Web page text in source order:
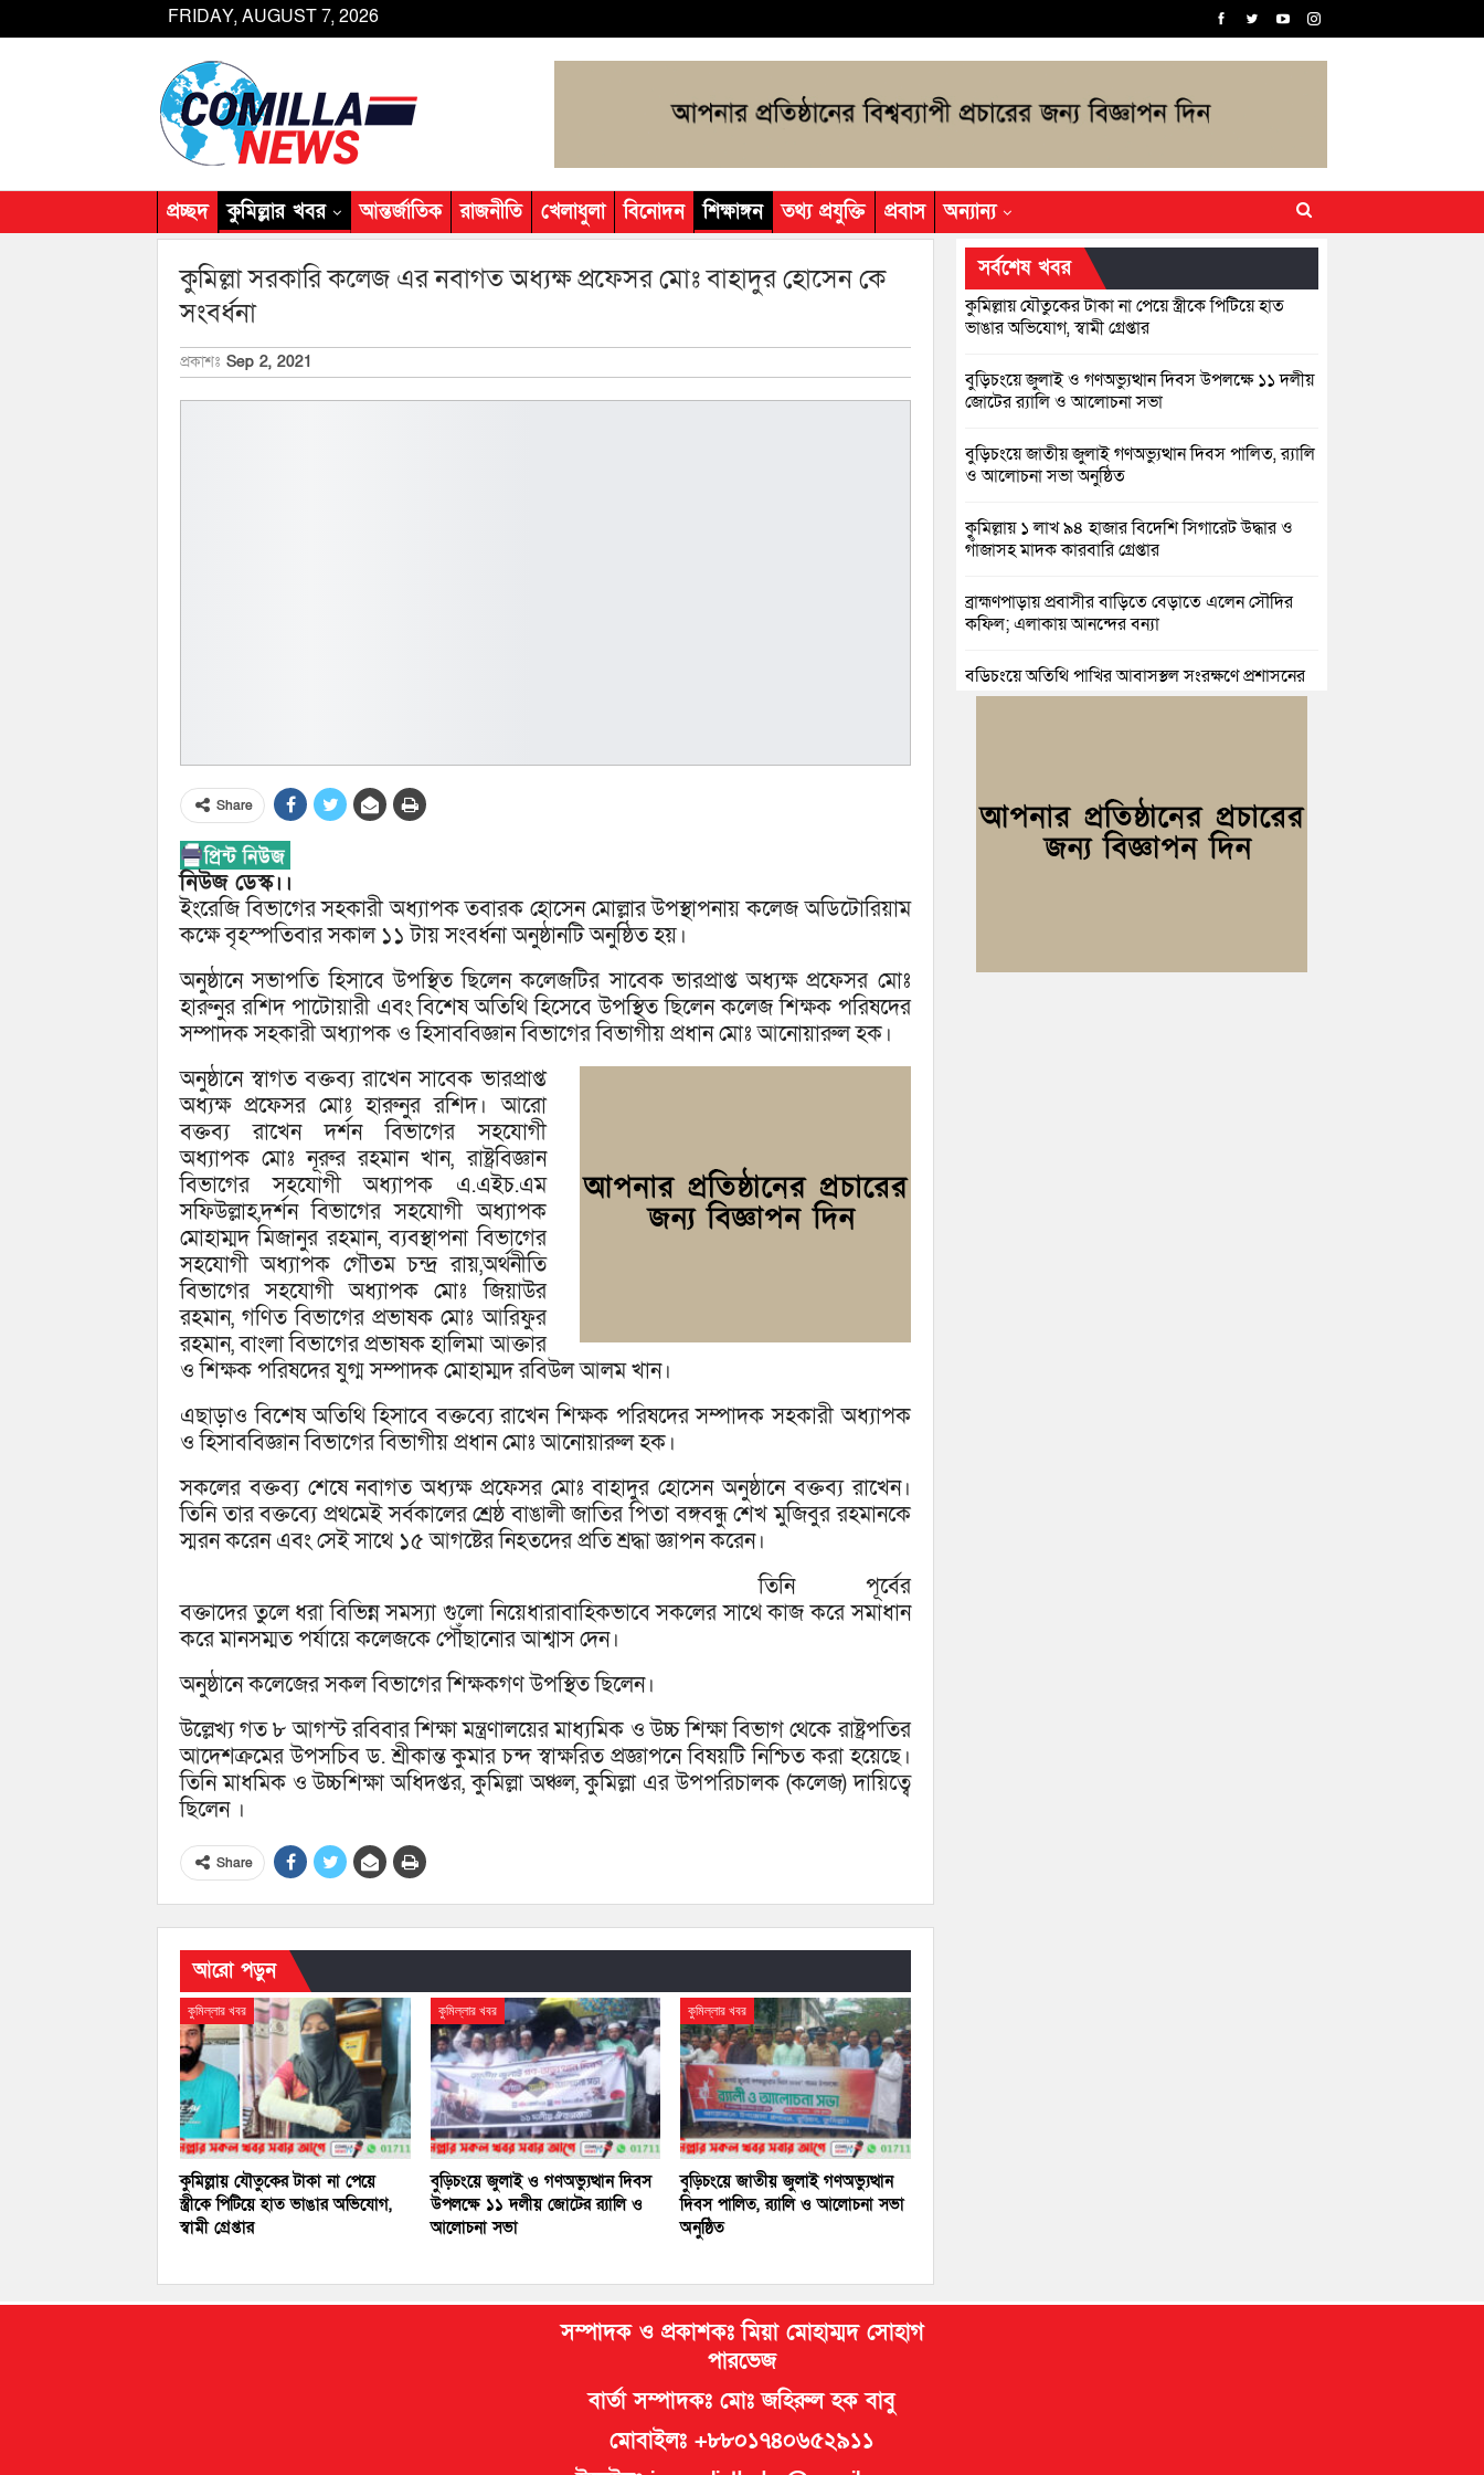
FRIDAY, AUGUST 7, 2026
প্রচ্ছদ কুমিল্লার খবর আন্তর্জাতিক রাজনীতি খেলাধুলা বিনোদন শিক্ষাঙ্গন তথ্য প্রযুক্তি প্রবাস অন্যান্য
কুমিল্লা সরকারি কলেজ এর নবাগত অধ্যক্ষ প্রফেসর মোঃ বাহাদুর হোসেন কে
সংবর্ধনা
প্রকাশঃ Sep 2, 2021
Share
নিউজ ডেস্ক।।
ইংরেজি বিভাগের সহকারী অধ্যাপক তবারক হোসেন মোল্লার উপস্থাপনায় কলেজ অডিটোরিয়াম
কক্ষে বৃহস্পতিবার সকাল ১১ টায় সংবর্ধনা অনুষ্ঠানটি অনুষ্ঠিত হয়।
অনুষ্ঠানে সভাপতি হিসাবে উপস্থিত ছিলেন কলেজটির সাবেক ভারপ্রাপ্ত অধ্যক্ষ প্রফেসর মোঃ
হারুনুর রশিদ পাটোয়ারী এবং বিশেষ অতিথি হিসেবে উপস্থিত ছিলেন কলেজ শিক্ষক পরিষদের
সম্পাদক সহকারী অধ্যাপক ও হিসাববিজ্ঞান বিভাগের বিভাগীয় প্রধান মোঃ আনোয়ারুল হক।
অনুষ্ঠানে স্বাগত বক্তব্য রাখেন সাবেক ভারপ্রাপ্ত
অধ্যক্ষ প্রফেসর মোঃ হারুনুর রশিদ। আরো
বক্তব্য রাখেন দর্শন বিভাগের সহযোগী
অধ্যাপক মোঃ নূরুর রহমান খান, রাষ্ট্রবিজ্ঞান
বিভাগের সহযোগী অধ্যাপক এ.এইচ.এম
সফিউল্লাহ,দর্শন বিভাগের সহযোগী অধ্যাপক
মোহাম্মদ মিজানুর রহমান, ব্যবস্থাপনা বিভাগের
সহযোগী অধ্যাপক গৌতম চন্দ্র রায়,অর্থনীতি
বিভাগের সহযোগী অধ্যাপক মোঃ জিয়াউর
রহমান, গণিত বিভাগের প্রভাষক মোঃ আরিফুর
রহমান, বাংলা বিভাগের প্রভাষক হালিমা আক্তার
ও শিক্ষক পরিষদের যুগ্ম সম্পাদক মোহাম্মদ রবিউল আলম খান।
এছাড়াও বিশেষ অতিথি হিসাবে বক্তব্যে রাখেন শিক্ষক পরিষদের সম্পাদক সহকারী অধ্যাপক
ও হিসাববিজ্ঞান বিভাগের বিভাগীয় প্রধান মোঃ আনোয়ারুল হক।
সকলের বক্তব্য শেষে নবাগত অধ্যক্ষ প্রফেসর মোঃ বাহাদুর হোসেন অনুষ্ঠানে বক্তব্য রাখেন।
তিনি তার বক্তব্যে প্রথমেই সর্বকালের শ্রেষ্ঠ বাঙালী জাতির পিতা বঙ্গবন্ধু শেখ মুজিবুর রহমানকে
স্মরন করেন এবং সেই সাথে ১৫ আগষ্টের নিহতদের প্রতি শ্রদ্ধা জ্ঞাপন করেন।
তিনি পূর্বের
বক্তাদের তুলে ধরা বিভিন্ন সমস্যা গুলো নিয়েধারাবাহিকভাবে সকলের সাথে কাজ করে সমাধান
করে মানসম্মত পর্যায়ে কলেজকে পৌঁছানোর আশ্বাস দেন।
অনুষ্ঠানে কলেজের সকল বিভাগের শিক্ষকগণ উপস্থিত ছিলেন।
উল্লেখ্য গত ৮ আগস্ট রবিবার শিক্ষা মন্ত্রণালয়ের মাধ্যমিক ও উচ্চ শিক্ষা বিভাগ থেকে রাষ্ট্রপতির
আদেশক্রমের উপসচিব ড. শ্রীকান্ত কুমার চন্দ স্বাক্ষরিত প্রজ্ঞাপনে বিষয়টি নিশ্চিত করা হয়েছে।
তিনি মাধমিক ও উচ্চশিক্ষা অধিদপ্তর, কুমিল্লা অঞ্চল, কুমিল্লা এর উপপরিচালক (কলেজ) দায়িত্বে
ছিলেন ।
Share
আরো পড়ুন
কুমিল্লার খবর
কুমিল্লায় যৌতুকের টাকা না পেয়ে
স্ত্রীকে পিটিয়ে হাত ভাঙার অভিযোগ,
স্বামী গ্রেপ্তার
কুমিল্লার খবর
বুড়িচংয়ে জুলাই ও গণঅভ্যুত্থান দিবস
উপলক্ষে ১১ দলীয় জোটের র‍্যালি ও
আলোচনা সভা
কুমিল্লার খবর
বুড়িচংয়ে জাতীয় জুলাই গণঅভ্যুত্থান
দিবস পালিত, র‍্যালি ও আলোচনা সভা
অনুষ্ঠিত
সর্বশেষ খবর
কুমিল্লায় যৌতুকের টাকা না পেয়ে স্ত্রীকে পিটিয়ে হাত
ভাঙার অভিযোগ, স্বামী গ্রেপ্তার
বুড়িচংয়ে জুলাই ও গণঅভ্যুত্থান দিবস উপলক্ষে ১১ দলীয়
জোটের র‍্যালি ও আলোচনা সভা
বুড়িচংয়ে জাতীয় জুলাই গণঅভ্যুত্থান দিবস পালিত, র‍্যালি
ও আলোচনা সভা অনুষ্ঠিত
কুমিল্লায় ১ লাখ ৯৪ হাজার বিদেশি সিগারেট উদ্ধার ও
গাঁজাসহ মাদক কারবারি গ্রেপ্তার
ব্রাহ্মণপাড়ায় প্রবাসীর বাড়িতে বেড়াতে এলেন সৌদির
কফিল; এলাকায় আনন্দের বন্যা
বুড়িচংয়ে অতিথি পাখির আবাসস্থল সংরক্ষণে প্রশাসনের
উদ্যোগ; ৯ সদস্যের কমিটি গঠন
নিমসার জুনাব আলী ডিগ্রি কলেজ ছাত্রদলের কমিটি
ঘোষণা: আনন্দ মিছিল ও সংবর্ধনা
আবারও নারী ইউএনও পেল ব্রাহ্মণপাড়াবাসী
সম্পাদক ও প্রকাশকঃ মিয়া মোহাম্মদ সোহাগ
পারভেজ
বার্তা সম্পাদকঃ মোঃ জহিরুল হক বাবু
মোবাইলঃ +৮৮০১৭৪০৬৫২৯১১